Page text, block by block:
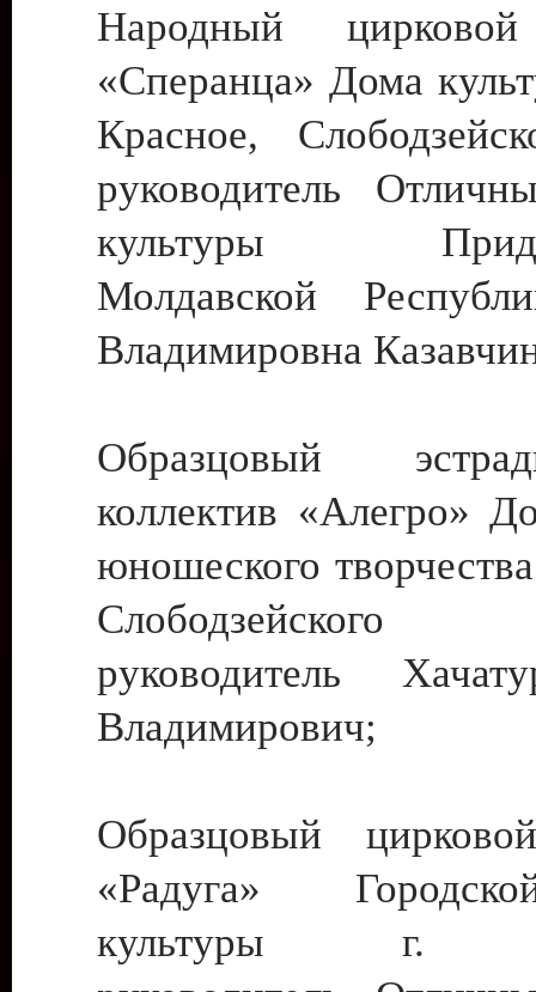
Народный цирковой
«Сперанца» Дома
Красное,
руководитель
культуры
Молдавской
Владимировна
Образцовый
коллектив «Алегро»
юношеского
руководитель
Владимирович;
Образцовый
«Радуга»
культуры г.